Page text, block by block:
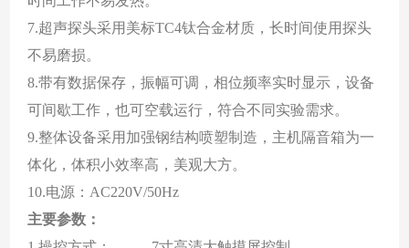
7.超声探头采用美标TC4钛合金材质，长时间使用探头
不易磨损。
8.带有数据保存，振幅可调，相位频率实时显示，设备
可间歇工作，也可空载运行，符合不同实验需求。
9.整体设备采用加强钢结构喷塑制造，主机隔音箱为一
体化，体积小效率高，美观大方。
10.电源：AC220V/50Hz
主要参数：